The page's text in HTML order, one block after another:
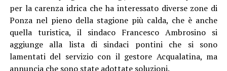
per la carenza idrica che ha interessato diverse zone di
Ponza nel pieno della stagione più calda, che è anche
quella turistica, il sindaco Francesco Ambrosino si
aggiunge alla lista di sindaci pontini che si sono
lamentati del servizio con il gestore Acqualatina, ma
annuncia che sono state adottate soluzioni.